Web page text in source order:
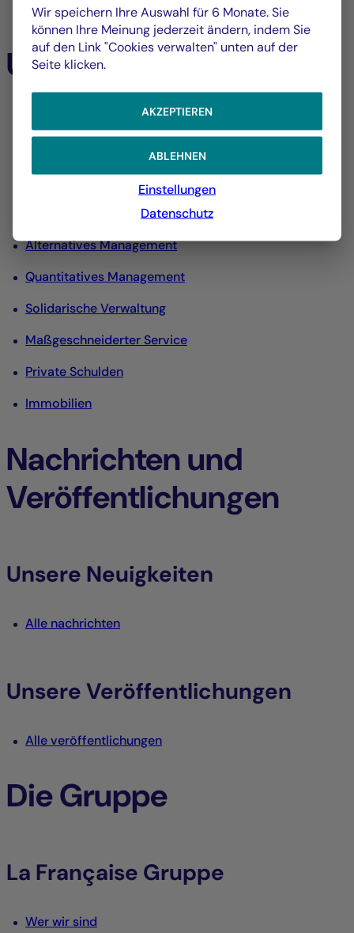
Alle börsennotierten Vermögenswerte
Unsere Expertise
Alle unsere Expertisen
Zins- und Kreditmanagement
Diversifiziertes Management
Alternatives Management
Quantitatives Management
Solidarische Verwaltung
Maßgeschneiderter Service
Private Schulden
Immobilien
Nachrichten und
Veröffentlichungen
Unsere Neuigkeiten
Alle nachrichten
Unsere Veröffentlichungen
Alle veröffentlichungen
Die Gruppe
La Française Gruppe
Wer wir sind
Wir speichern Ihre Auswahl für 6 Monate. Sie
können Ihre Meinung jederzeit ändern, indem Sie
auf den Link "Cookies verwalten" unten auf der
Seite klicken.
AKZEPTIEREN
ABLEHNEN
Einstellungen
Datenschutz